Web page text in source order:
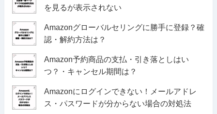
を見るが表示されない
Amazonグローバルセリングに勝手に登録？確
認・解約方法は？
Amazon予約商品の支払・引き落としはい
つ？・キャンセル期間は？
Amazonにログインできない！メールアドレ
ス・パスワードが分からない場合の対処法